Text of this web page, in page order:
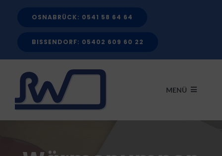
OSNABRÜCK: 0541 58 64 64
BISSENDORF: 05402 609 60 22
MENÜ